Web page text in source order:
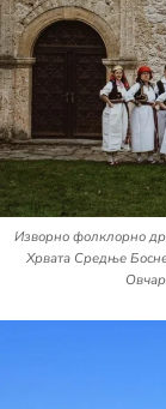
Изворно фолклорно
Хрвата Средње